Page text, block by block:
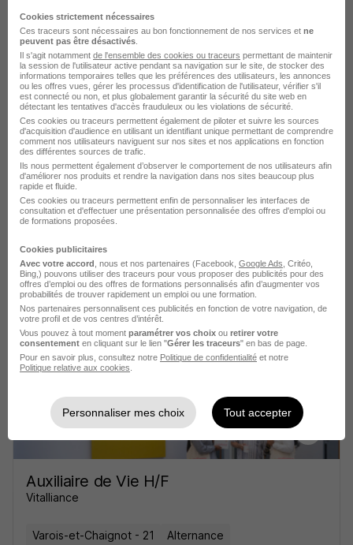
Auxiliaire de Vie H/F
Vitalliance
Talant - 21 Alternance 12,31 - 12,41 € / heure
Voir l’offre
il y a 4 jours
Auxiliaire de Vie H/F
Vitalliance
Arc-sur-Tille - 21 Alternance 12,31 - 12,41 € / heure
Voir l’offre
il y a 4 jours
Auxiliaire de Vie H/F
Vitalliance
Varois-et-Chaignot - 21
Alternance
Cookies strictement nécessaires
Ces traceurs sont nécessaires au bon fonctionnement de nos services et ne
peuvent pas être désactivés
Il s'agit notamment de l'ensemble des cookies ou traceurs permettant de maintenir
la session de l'utilisateur active pendant sa navigation sur le site, de stocker des
informations temporaires telles que les préférences des utilisateurs, les annonces
ou les offres vues, gérer les processus d'identification de l'utilisateur, vérifier s'il
est connecté ou non, et plus globalement garantir la sécurité du site web en
détectant les tentatives d'accès frauduleux ou les violations de sécurité.
Ces cookies ou traceurs permettent également de piloter et suivre les sources
d'acquisition d'audience en utilisant un identifiant unique permettant de comprendre
comment nos utilisateurs naviguent sur nos sites et nos applications en fonction
des différentes sources de trafic.
Ils nous permettent également d’observer le comportement de nos utilisateurs afin
d'améliorer nos produits et rendre la navigation dans nos sites beaucoup plus
rapide et fluide.
Ces cookies ou traceurs permettent enfin de personnaliser les interfaces de
consultation et d'effectuer une présentation personnalisée des offres d'emploi ou
de formations proposées.
Cookies publicitaires
Avec votre accord , nous et nos partenaires (Facebook, Google Ads , Critéo,
Bing,) pouvons utiliser des traceurs pour vous proposer des publicités pour des
offres d’emploi ou des offres de formations personnalisés afin d’augmenter vos
probabilités de trouver rapidement un emploi ou une formation.
Nos partenaires personnalisent ces publicités en fonction de votre navigation, de
votre profil et de vos centres d’intérêt.
Vous pouvez à tout moment paramétrer vos choix ou retirer votre
consentement en cliquant sur le lien "Gérer les traceurs" en bas de page.
Pour en savoir plus, consultez notre Politique de confidentialité et notre
Politique relative aux cookies
Personnaliser mes choix Tout accepter